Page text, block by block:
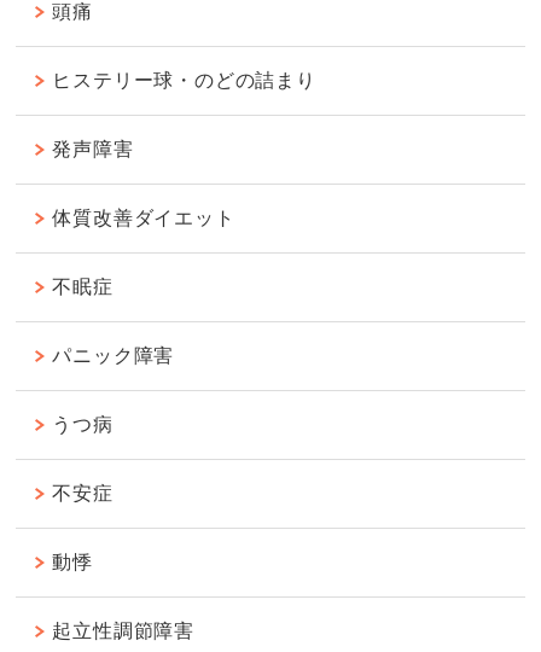
頭痛
ヒステリー球・のどの詰まり
発声障害
体質改善ダイエット
不眠症
パニック障害
うつ病
不安症
動悸
起立性調節障害